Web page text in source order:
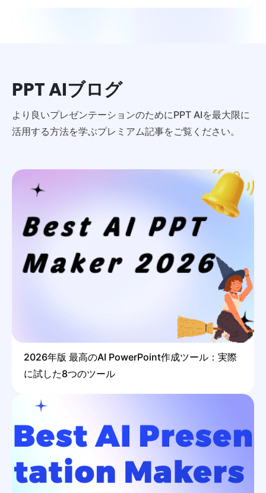
PPT AIブログ
より良いプレゼンテーションのためにPPT AIを最大限に
活用する方法を学ぶプレミアム記事をご覧ください。
2026年版 最高のAI PowerPoint作成ツール：実際
に試した8つのツール